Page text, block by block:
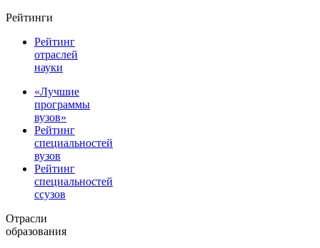
Рейтинги
Рейтинг
отраслей
науки
«Лучшие
программы
вузов»
Рейтинг
специальностей
вузов
Рейтинг
специальностей
ссузов
Отрасли
образования